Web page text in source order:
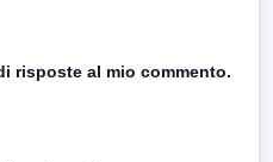
risposte al mio commento.